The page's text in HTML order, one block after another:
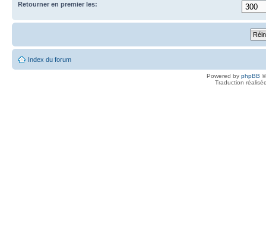
Retourner en premier les:
Index du forum
Powered by phpBB
Traduction